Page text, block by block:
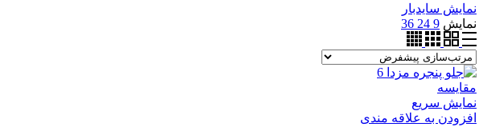
نمایش سایدبار
نمایش 9
24
36
مقایسه
نمایش سریع
افزودن به علاقه مندی